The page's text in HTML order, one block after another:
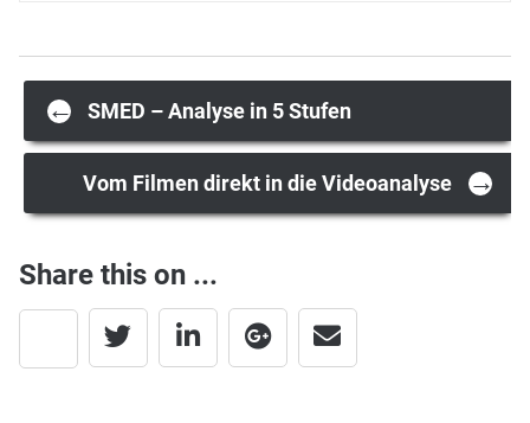
Post
navigation
← SMED – Analyse in 5 Stufen
Vom Filmen direkt in die Videoanalyse →
Share this on ...